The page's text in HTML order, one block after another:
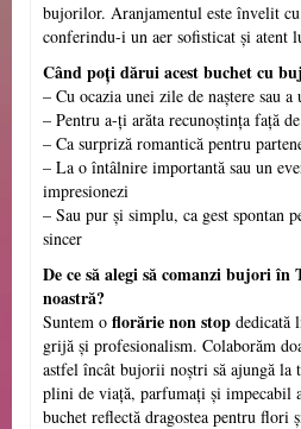
bujorilor. Aranjamentul este învelit
conferindu-i un aer sofisticat și atent
Când poți dărui acest buchet cu
– Cu ocazia unei zile de naștere sau
– Pentru a-ți arăta recunoștința față
– Ca surpriză romantică pentru
– La o întâlnire importantă sau un
impresionezi
– Sau pur și simplu, ca gest spontan
sincer
De ce să alegi să comanzi bujori
noastră?
Suntem o florărie non stop dedicată
grijă și profesionalism. Colaborăm
astfel încât bujorii noștri să ajungă la
plini de viață, parfumați și impecabil
buchet reflectă dragostea pentru flori